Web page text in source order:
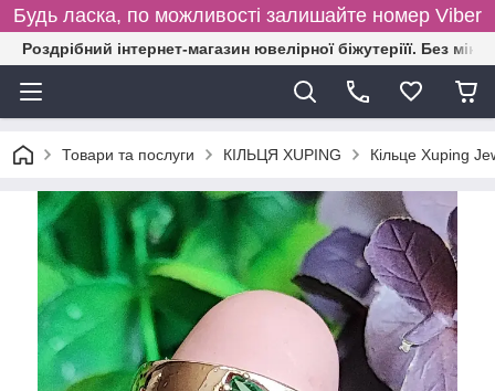
Будь ласка, по можливості залишайте номер Viber
Роздрібний інтернет-магазин ювелірної біжутеріїї. Без
Товари та послуги КІЛЬЦЯ XUPING Кільце Xuping